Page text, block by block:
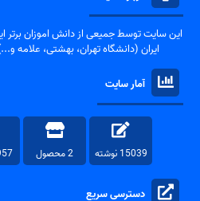
این سایت توسط جمیعی از دانش اموزان برتر
ایران (دانشگاه تهران، بهشتی، علامه
آمار سایت
15039 نوشته 2 محصول 4957
دسترسی سریع